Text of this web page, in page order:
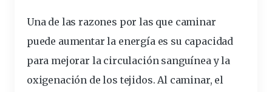
Una de las razones por las que caminar
puede aumentar la energía es su capacidad
para mejorar la circulación sanguínea y la
oxigenación de los tejidos. Al caminar, el